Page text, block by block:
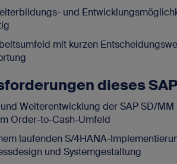
und
mit kurzen
dieses
Weiterentwicklung der SAP SD/MM
Order-to-Cash-Umfeld
laufenden S/4HANA-
und Systemgestaltung